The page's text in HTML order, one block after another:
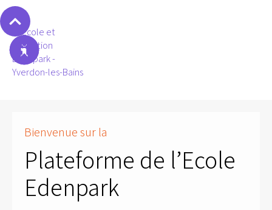
Bienvenue sur la
Plateforme de l’Ecole
Edenpark